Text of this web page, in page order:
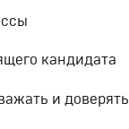
кандидата
и доверять